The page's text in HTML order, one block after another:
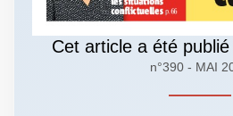
Cet article a été
n°390 - MAI